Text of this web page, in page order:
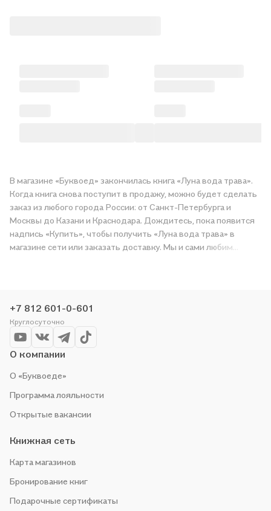
В магазине «Буквоед» закончилась книга «Луна вода трава».
Когда книга снова поступит в продажу, можно будет сделать
заказ из любого города России: от Санкт-Петербурга и
Москвы до Казани и Краснодара. Дождитесь, пока появится
надпись «Купить», чтобы получить «Луна вода трава» в
магазине сети или заказать доставку. Мы и сами любим
+7 812 601-0-601
Круглосуточно
О компании
О «Буквоеде»
Программа лояльности
Открытые вакансии
Книжная сеть
Карта магазинов
Бронирование книг
Подарочные сертификаты